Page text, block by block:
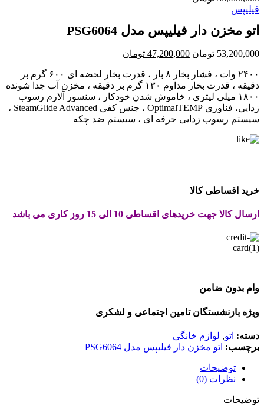
اصلی:
بود.
فیلیپس
اتو مخزن دار فیلیپس مدل PSG6064
53,200,000 تومان قیمت
53,200,000 تومان
بود.
47,200,000 تومان
47,200,000 تومان.
۲۴۰۰ وات ، فشار بخار ۸ بار ، قدرت بخار لحضه ای ۶۰۰ گرم بر
دقیقه ، قدرت بخار مداوم ۱۳۰ گرم بر دقیقه ، مخزن آب جدا شونده
۱۸۰۰ میلی لیتری ، خاموش شدن خودکار ، سنسور آلارم رسوب
زدایی، فناوری OptimalTEMP ، جنس کفی SteamGlide Advanced ،
سیستم رسوب زدایی حرفه ای ، سیستم ضد چکه
خرید اقساطی کالا
ارسال کالا جهت خریدهای اقساطی 10 الی 15 روز کاری می باشد
وام بدون ضامن
ویژه بازنشستگان تامین اجتماعی و لشکری
دسته: اتو, لوازم خانگی
برچسب: اتو مخزن دار فیلیپس مدل PSG6064
توضیحات
نظرات (0)
توضیحات